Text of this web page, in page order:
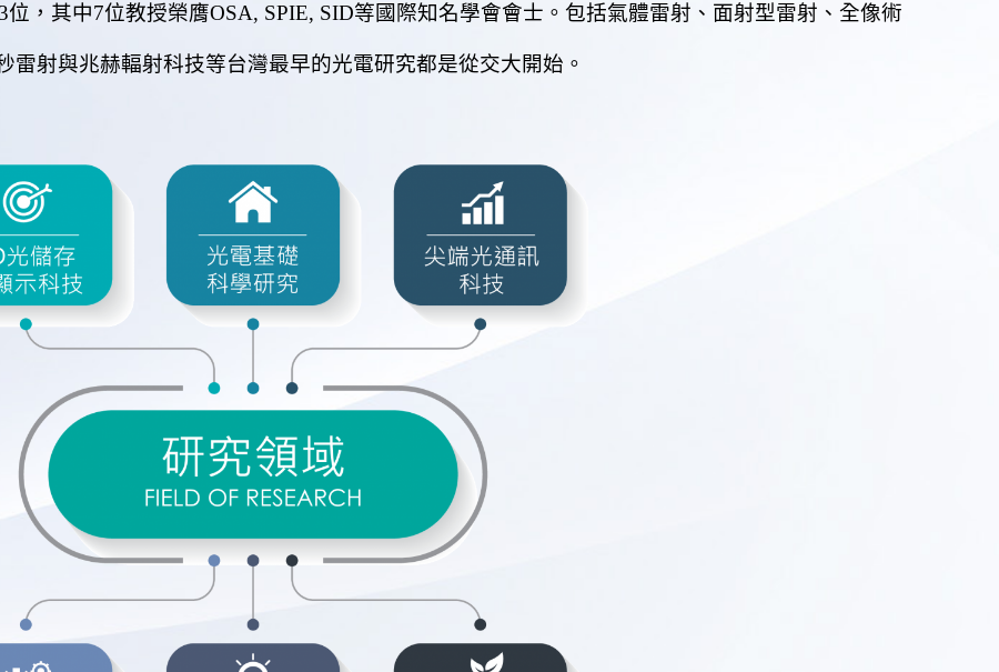
其中7位教授榮膺OSA, SPIE, SID等國際知名學會會士。包括氣體雷射、面射型雷射、全像術
射與兆赫輻射科技等台灣最早的光電研究都是從交大開始。